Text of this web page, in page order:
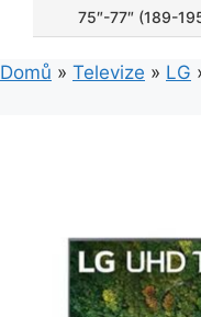
75″-77″ (189-
Domů » Televize » LG